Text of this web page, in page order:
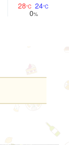
28 24
0